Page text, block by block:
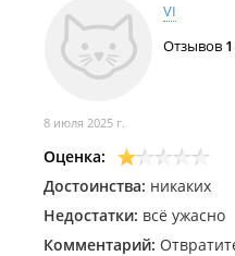
VI
Отзывов 1
8 июля 2025 г.
Оценка:
Достоинства: никаких
Недостатки: всё ужасно
Комментарий: